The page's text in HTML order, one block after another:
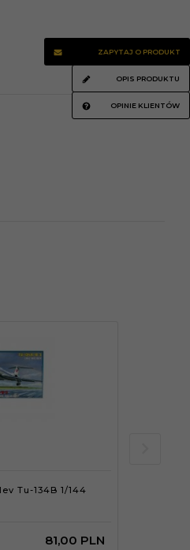
ZAPYTAJ O PRODUKT
OPIS PRODUKTU
OPINIE KLIENTÓW
Tu-134B 1/144
81,00 PLN